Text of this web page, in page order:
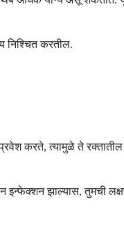
निश्चित करतील.
करते, त्यामुळे ते रक्तातील
झाल्यास, तुमची